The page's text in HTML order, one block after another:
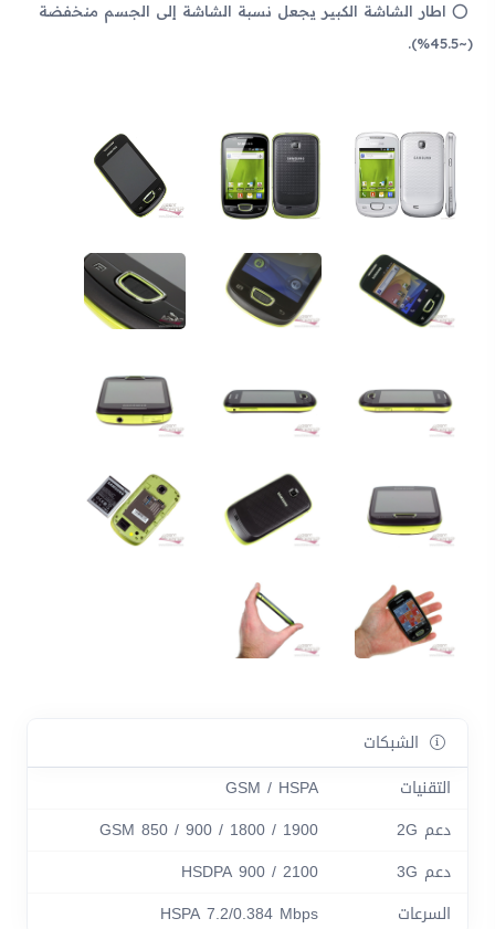
اطار الشاشة الكبير يجعل نسبة الشاشة إلى الجسم منخفضة
(~45.5%).
الشبكات
التقنيات
GSM / HSPA
دعم 2G
GSM 850 / 900 / 1800 / 1900
دعم 3G
HSDPA 900 / 2100
السرعات
HSPA 7.2/0.384 Mbps